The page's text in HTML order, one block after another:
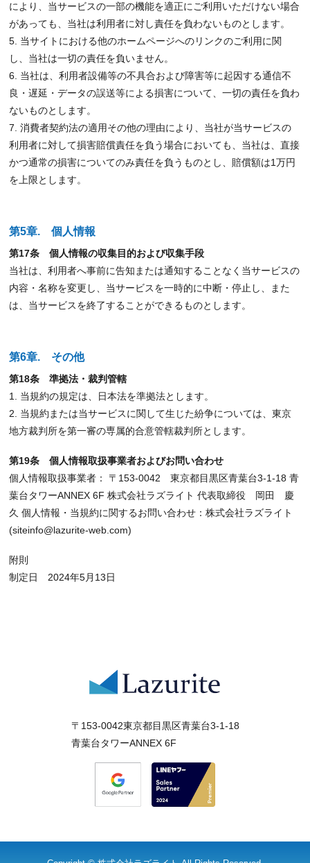
により、当サービスの一部の機能を適正にご利用いただけない場合
があっても、当社は利用者に対し責任を負わないものとします。
5. 当サイトにおける他のホームページへのリンクのご利用に関
し、当社は一切の責任を負いません。
6. 当社は、利用者設備等の不具合および障害等に起因する通信不
良・遅延・データの誤送等による損害について、一切の責任を負わ
ないものとします。
7. 消費者契約法の適用その他の理由により、当社が当サービスの
利用者に対して損害賠償責任を負う場合においても、当社は、直接
かつ通常の損害についてのみ責任を負うものとし、賠償額は1万円
を上限とします。
第5章. 個人情報
第17条 個人情報の収集目的および収集手段
当社は、利用者へ事前に告知または通知することなく当サービスの
内容・名称を変更し、当サービスを一時的に中断・停止し、また
は、当サービスを終了することができるものとします。
第6章. その他
第18条 準拠法・裁判管轄
1. 当規約の規定は、日本法を準拠法とします。
2. 当規約または当サービスに関して生じた紛争については、東京
地方裁判所を第一審の専属的合意管轄裁判所とします。
第19条 個人情報取扱事業者およびお問い合わせ
個人情報取扱事業者： 〒153-0042 東京都目黒区青葉台3-1-18 青
葉台タワーANNEX 6F 株式会社ラズライト 代表取締役 岡田 慶
久 個人情報・当規約に関するお問い合わせ：株式会社ラズライト
(siteinfo@lazurite-web.com)
附則
制定日 2024年5月13日
〒153-0042東京都目黒区青葉台3-1-18
青葉台タワーANNEX 6F